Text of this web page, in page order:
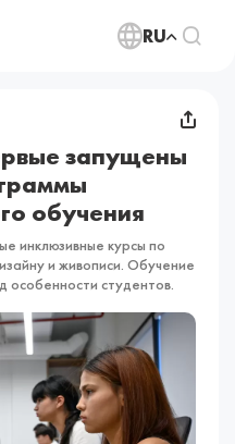
RU
запущены
обучения
инклюзивные курсы по
и живописи. Обучение
особенности студентов.